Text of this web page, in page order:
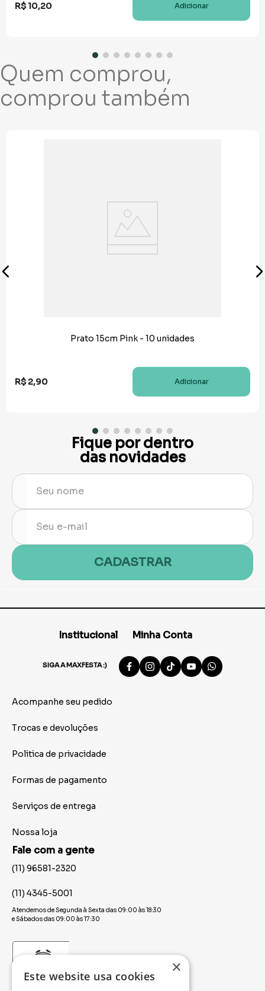
R$10,20 Adicionar
Quem comprou,
comprou também
Prato 15cm Pink - 10 unidades
R$ 2,90 Adicionar
Fique por dentro
das novidades
CADASTRAR
Institucional Minha Conta
SIGA A MAXFESTA :)
Acompanhe seu pedido
Trocas e devoluções
Politica de privacidade
Formas de pagamento
Serviços de entrega
Nossa loja
Fale com a gente
(11) 96581-2320
(11) 4345-5001
Atendemos de Segunda à Sexta das 09:00 às 18:30
e Sábados das 09:00 às 17:30
×
Este website usa cookies